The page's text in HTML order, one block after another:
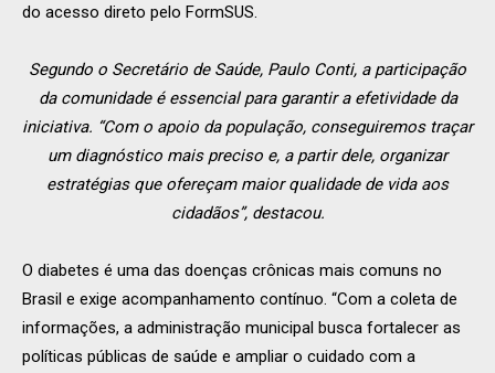
do acesso direto pelo FormSUS.
Segundo o Secretário de Saúde, Paulo Conti, a participação
da comunidade é essencial para garantir a efetividade da
iniciativa. “Com o apoio da população, conseguiremos traçar
um diagnóstico mais preciso e, a partir dele, organizar
estratégias que ofereçam maior qualidade de vida aos
cidadãos”, destacou.
O diabetes é uma das doenças crônicas mais comuns no
Brasil e exige acompanhamento contínuo. “Com a coleta de
informações, a administração municipal busca fortalecer as
políticas públicas de saúde e ampliar o cuidado com a